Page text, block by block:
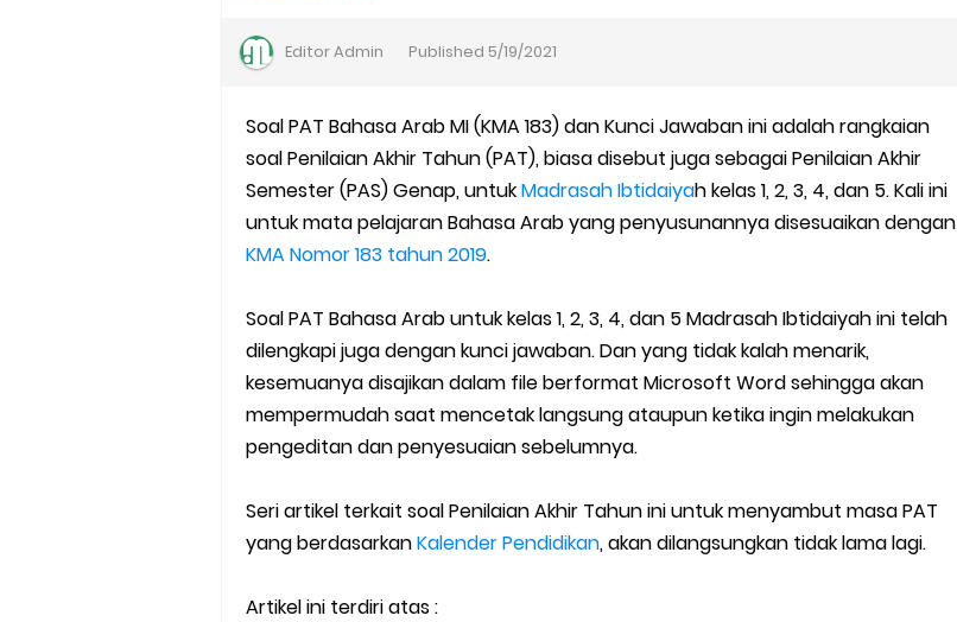
TKA Susulan jenjang SD/MI dan SMP/MTs
Cara Mengajukan Tunjangan Insentif di EMIS-GTK Baru
Ajuan Tunjangan Insentif Guru dan Tenaga Kependidikan di Madrasah
Cara Login EMIS GTK Baru untuk Operator dan PTK
SEB Upacara Bendera di Sekolah dan Madrasah
Cara Install Aplikasi Exam Browser Client TKA 2026
Pelatihan MOOC Pintar Kemenag Periode Maret 2026
Edaran Penyaluran BOP RA & BOS Madrasah Tahap I Tahun 2026
EditorAdmin Published 5/19/2021
Soal PAT Bahasa Arab MI (KMA 183) dan Kunci Jawaban ini adalah rangkaian
soal Penilaian Akhir Tahun (PAT), biasa disebut juga sebagai Penilaian Akhir
Semester (PAS) Genap, untukMadrasah Ibtidaiyah kelas 1, 2, 3, 4, dan 5. Kali ini
untuk mata pelajaran Bahasa Arab yang penyusunannya disesuaikan dengan
KMA Nomor 183 tahun 2019.
Soal PAT Bahasa Arab untuk kelas 1, 2, 3, 4, dan 5 Madrasah Ibtidaiyah ini telah
dilengkapi juga dengan kunci jawaban. Dan yang tidak kalah menarik,
kesemuanya disajikan dalam file berformat Microsoft Word sehingga akan
mempermudah saat mencetak langsung ataupun ketika ingin melakukan
pengeditan dan penyesuaian sebelumnya.
Seri artikel terkait soal Penilaian Akhir Tahun ini untuk menyambut masa PAT
yang berdasarkanKalender Pendidikan, akan dilangsungkan tidak lama lagi.
Artikel ini terdiri atas :